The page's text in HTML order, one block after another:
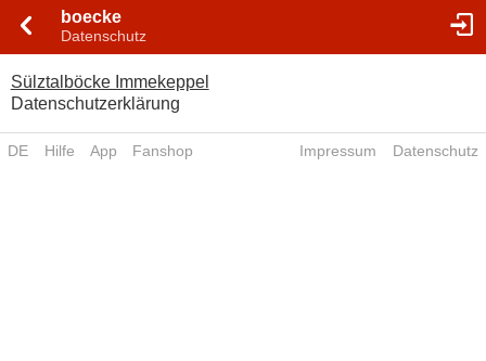
boecke
Datenschutz
Sülztalböcke Immekeppel
Datenschutzerklärung
DE Hilfe App Fanshop Impressum Datenschutz